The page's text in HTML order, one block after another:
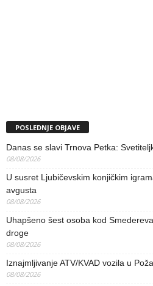
POSLEDNJE OBJAVE
Danas se slavi Trnova Petka:
08/08/2026
U susret Ljubičevskim konjičkim
avgusta
08/08/2026
Uhapšeno šest osoba kod
droge
08/08/2026
Iznajmljivanje ATV/KVAD vozila u
08/08/2026